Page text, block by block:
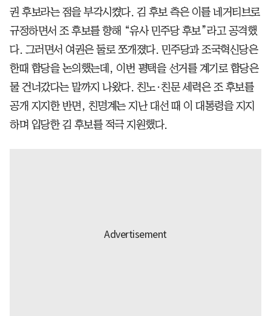
권 후보라는 점을 부각시켰다. 김 후보 측은 이를 네거티브로
규정하면서 조 후보를 향해 “유사 민주당 후보”라고 공격했
다. 그러면서 여권은 둘로 쪼개졌다. 민주당과 조국혁신당은
한때 합당을 논의했는데, 이번 평택을 선거를 계기로 합당은
물 건너갔다는 말까지 나왔다. 친노·친문 세력은 조 후보를
공개 지지한 반면, 친명계는 지난 대선 때 이 대통령을 지지
하며 입당한 김 후보를 적극 지원했다.